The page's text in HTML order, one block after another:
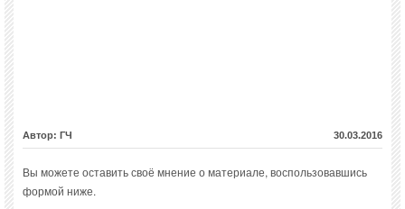
Автор: ГЧ 30.03.2016
Вы можете оставить своё мнение о материале, воспользовавшись
формой ниже.